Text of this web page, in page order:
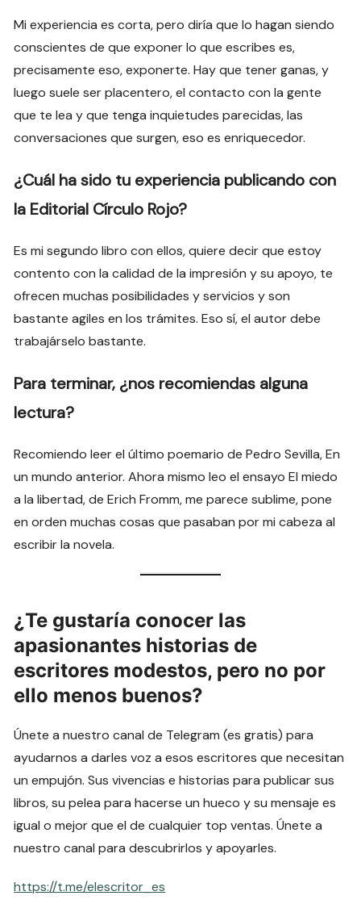
Mi experiencia es corta, pero diría que lo hagan siendo
conscientes de que exponer lo que escribes es,
precisamente eso, exponerte. Hay que tener ganas, y
luego suele ser placentero, el contacto con la gente
que te lea y que tenga inquietudes parecidas, las
conversaciones que surgen, eso es enriquecedor.
¿Cuál ha sido tu experiencia publicando con
la Editorial Círculo Rojo?
Es mi segundo libro con ellos, quiere decir que estoy
contento con la calidad de la impresión y su apoyo, te
ofrecen muchas posibilidades y servicios y son
bastante agiles en los trámites. Eso sí, el autor debe
trabajárselo bastante.
Para terminar, ¿nos recomiendas alguna
lectura?
Recomiendo leer el último poemario de Pedro Sevilla, En
un mundo anterior. Ahora mismo leo el ensayo El miedo
a la libertad, de Erich Fromm, me parece sublime, pone
en orden muchas cosas que pasaban por mi cabeza al
escribir la novela.
¿Te gustaría conocer las
apasionantes historias de
escritores modestos, pero no por
ello menos buenos?
Únete a nuestro canal de Telegram (es gratis) para
ayudarnos a darles voz a esos escritores que necesitan
un empujón. Sus vivencias e historias para publicar sus
libros, su pelea para hacerse un hueco y su mensaje es
igual o mejor que el de cualquier top ventas. Únete a
nuestro canal para descubrirlos y apoyarles.
https://t.me/elescritor_es